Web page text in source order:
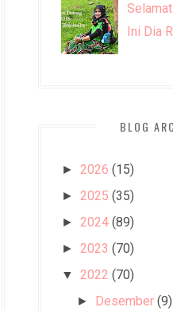
Ini Dia
BLOG
► 2026 (15)
► 2025 (35)
► 2024 (89)
► 2023 (70)
▼ 2022 (70)
► Desember (9)